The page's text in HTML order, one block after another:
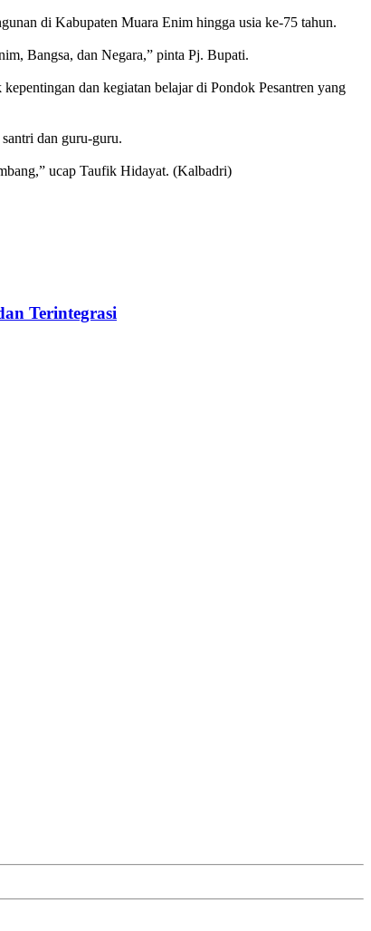
di Kabupaten Muara Enim hingga usia ke-75 tahun.
Bangsa, dan Negara,” pinta Pj. Bupati.
dan kegiatan belajar di Pondok Pesantren yang
dan guru-guru.
ucap Taufik Hidayat. (Kalbadri)
Terintegrasi